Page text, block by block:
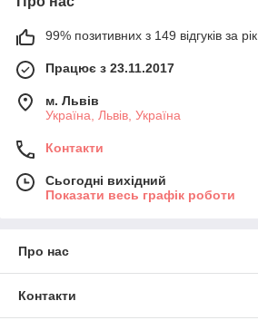
99% позитивних з 149 відгуків за рік
Працює з 23.11.2017
м. Львів
Україна, Львів, Україна
Контакти
Сьогодні вихідний
Показати весь графік роботи
Про нас
Контакти